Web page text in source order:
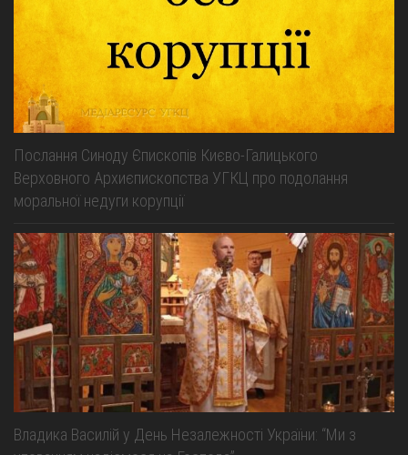
Послання Синоду Єпископів Києво-Галицького
Верховного Архиєпископства УГКЦ про подолання
моральної недуги корупції
Владика Василій у День Незалежності України: “Ми з